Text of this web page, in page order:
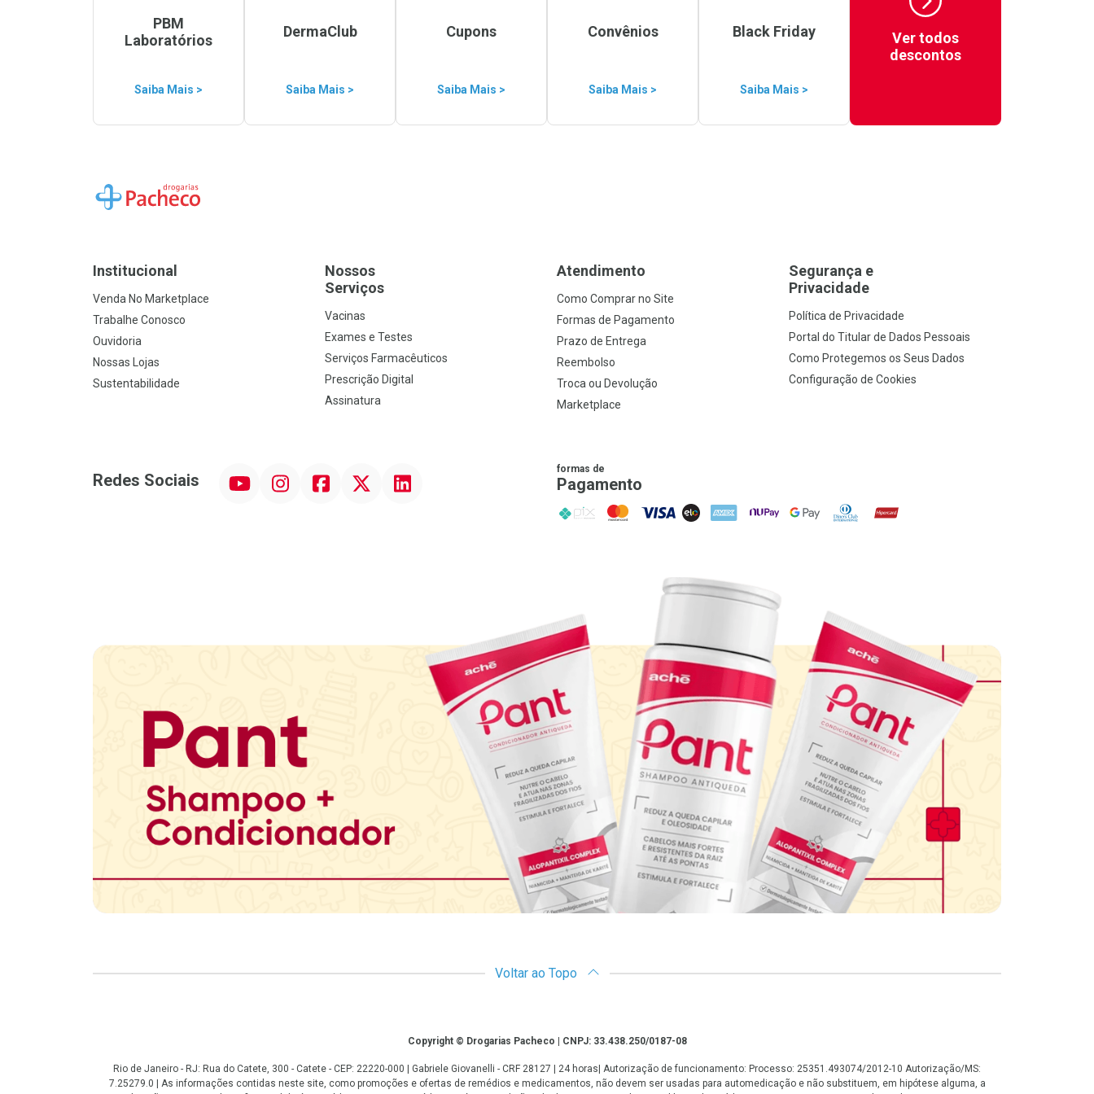
PBM
Laboratórios
Saiba Mais >
DermaClub
Saiba Mais >
Cupons
Saiba Mais >
Convênios
Saiba Mais >
Black Friday
Saiba Mais >
Ver todos
descontos
Ir para a Home
Institucional
Venda No Marketplace
Trabalhe Conosco
Ouvidoria
Nossas Lojas
Sustentabilidade
Nossos
Serviços
Vacinas
Exames e Testes
Serviços Farmacêuticos
Prescrição Digital
Assinatura
Atendimento
Como Comprar no Site
Formas de Pagamento
Prazo de Entrega
Reembolso
Troca ou Devolução
Marketplace
Segurança e
Privacidade
Política de Privacidade
Portal do Titular de Dados Pessoais
Como Protegemos os Seus Dados
Configuração de Cookies
Redes Sociais InstagramFacebookTwitter Linkedin formas de
Pagamento
PIX MasterCard
VISA ELO AMEX NuPay Google PayDiners ClubHipercard
Voltar ao Topo
Copyright © Drogarias Pacheco | CNPJ: 33.438.250/0187-08
Rio de Janeiro - RJ: Rua do Catete, 300 - Catete - CEP: 22220-000 | Gabriele Giovanelli - CRF 28127 | 24 horas| Autorização de funcionamento: Processo: 25351.493074/2012-10 Autorização/MS:
7.25279.0 | As informações contidas neste site, como promoções e ofertas de remédios e medicamentos, não devem ser usadas para automedicação e não substituem, em hipótese alguma, a